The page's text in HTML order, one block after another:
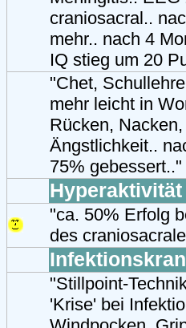
craniosacral..
mehr.. nach 4
IQ stieg um 20
"Chet,
mehr leicht in
Rücken,
Ängstlichkeit..
75%
Hyperaktivität
"ca. 50% Erfolg
des
"Stillpoint-
'Krise' bei